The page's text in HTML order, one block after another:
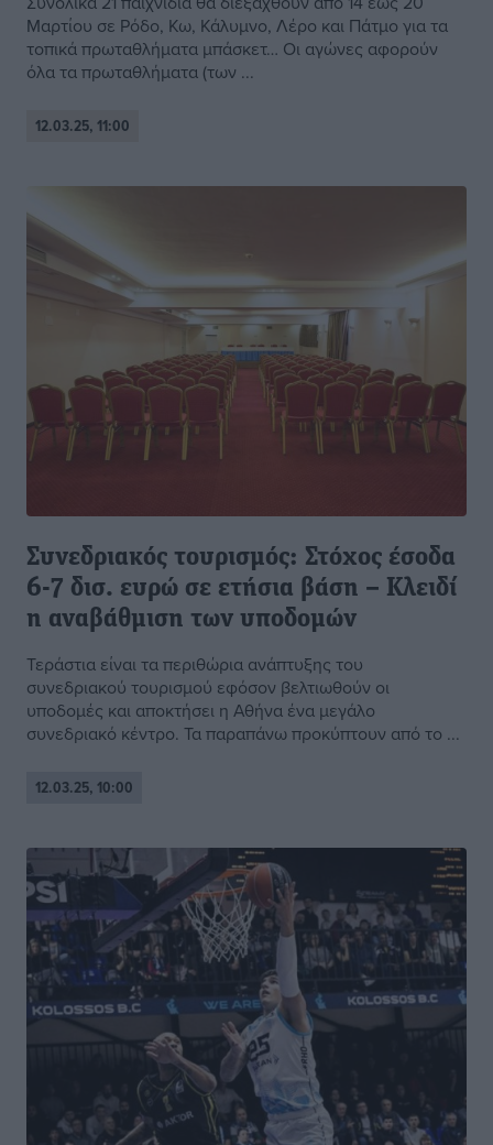
Μαρτίου σε Ρόδο, Κω, Κάλυμνο, Λέρο και Πάτμο για τα
τοπικά πρωταθλήματα μπάσκετ… Οι αγώνες αφορούν
όλα τα πρωταθλήματα (των ...
12.03.25, 11:00
Συνεδριακός τουρισμός: Στόχος έσοδα
6-7 δισ. ευρώ σε ετήσια βάση – Κλειδί
η αναβάθμιση των υποδομών
Τεράστια είναι τα περιθώρια ανάπτυξης του
συνεδριακού τουρισμού εφόσον βελτιωθούν οι
υποδομές και αποκτήσει η Αθήνα ένα μεγάλο
συνεδριακό κέντρο. Τα παραπάνω προκύπτουν από το ...
12.03.25, 10:00